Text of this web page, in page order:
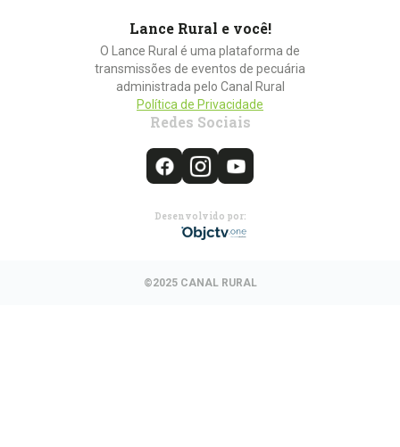
Lance Rural e você!
O Lance Rural é uma plataforma de
transmissões de eventos de pecuária
administrada pelo Canal Rural
Política de Privacidade
Redes Sociais
Desenvolvido por:
©2025 CANAL RURAL